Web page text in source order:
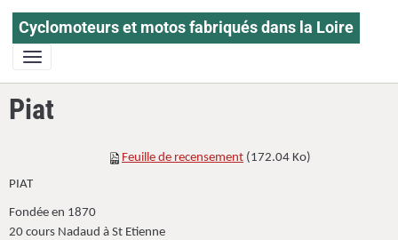
Cyclomoteurs et motos fabriqués dans la Loire
Piat
Feuille de recensement (172.04 Ko)
PIAT
Fondée en 1870
20 cours Nadaud à St Etienne